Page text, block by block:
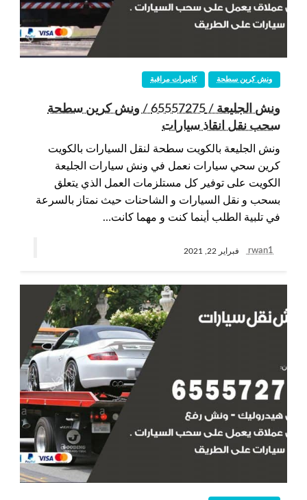
كاميرات مراقبة ونش كرين سطحة
ونش الجليعة / 65557275 / ونش كرين سطحة
سحب نقل انقاذ سيارات
ونش الجليعة بالكويت سطحة لنقل السيارات بالكويت
كرين سحي سيارات نعمل في ونش سيارات الجليعة
الكويت على توفير كل مستلزمات العمل الذي يتعلق
بسحب و نقل السيارات و الشاحنات حيث نمتاز بالسرعة
في تلبية الطلب أينما كنت و مهما كانت…
rwan1 فبراير 22, 2021